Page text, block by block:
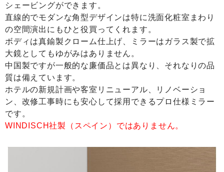
シェービングができます。
直線的でモダンな角型デザインは特に洗面化粧室まわり
の空間演出にもひと役買ってくれます。
ボディは真鍮製クローム仕上げ、ミラーはガラス製で拡
大鏡としてもゆがみはありません。
中国製ですが一般的な廉価品とは異なり、それなりの品
質は備えています。
ホテルの新規計画や客室リニューアル、リノベーショ
ン、改修工事時にも安心して採用できるプロ仕様ミラー
です。
WINDISCH社製（スペイン）ではありません。